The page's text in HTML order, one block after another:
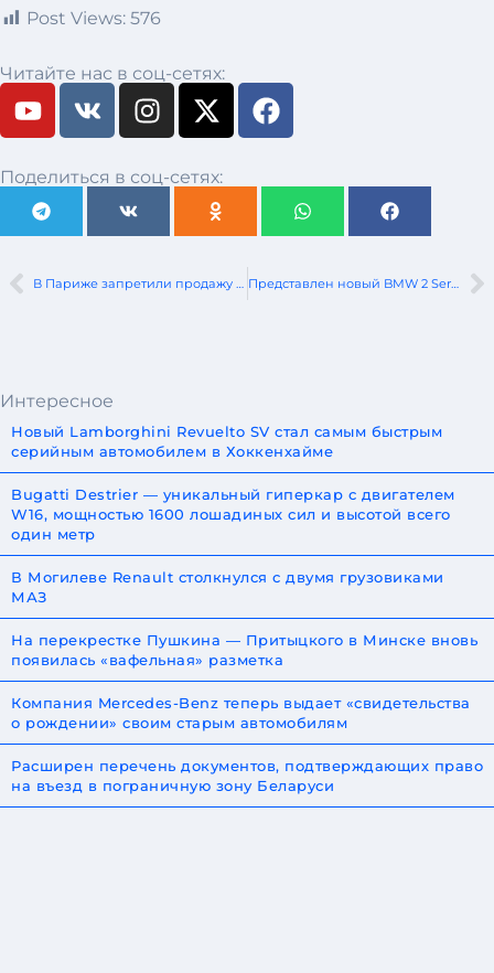
Post Views: 576
Читайте нас в соц-сетях:
Поделиться в соц-сетях:
Представлен новый BMW 2 Series Gran Coupe
Интересное
Новый Lamborghini Revuelto SV стал самым быстрым
серийным автомобилем в Хоккенхайме
Bugatti Destrier — уникальный гиперкар с двигателем
W16, мощностью 1600 лошадиных сил и высотой всего
один метр
В Могилеве Renault столкнулся с двумя грузовиками
МАЗ
На перекрестке Пушкина — Притыцкого в Минске вновь
появилась «вафельная» разметка
Компания Mercedes-Benz теперь выдает «свидетельства
о рождении» своим старым автомобилям
Расширен перечень документов, подтверждающих право
на въезд в пограничную зону Беларуси